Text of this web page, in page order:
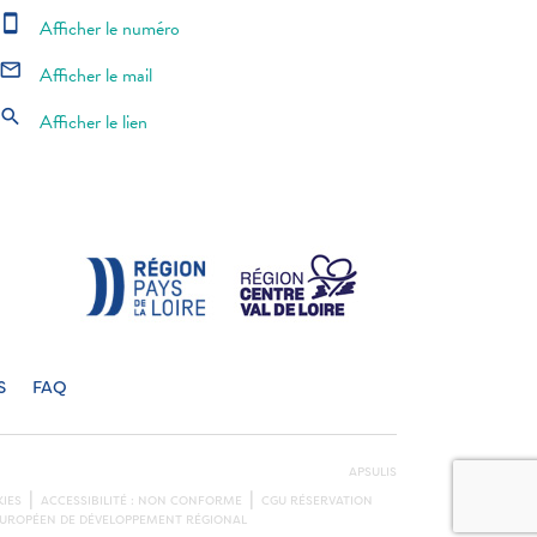
smartphone Afficher le numéro
mail_outline Afficher le mail
search Afficher le lien
FAQ
APSULIS
ACCESSIBILITÉ : NON CONFORME
CGU RÉSERVATION
DE DÉVELOPPEMENT RÉGIONAL